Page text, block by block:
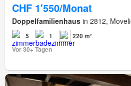
CHF 1'550/Monat
Doppelfamilienhaus in 2812,
5 1
220 m²
Vor 30+ Tagen